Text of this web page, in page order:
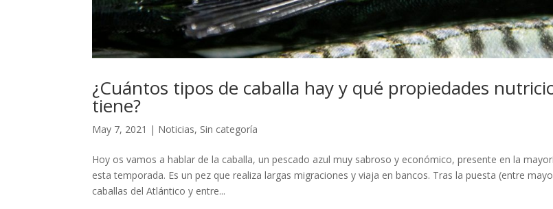
¿Cuántos tipos de caballa hay y qué propiedades
tiene?
May 7, 2021 | Noticias, Sin categoría
Hoy os vamos a hablar de la caballa, un pescado azul muy sabroso y económico, presente en la
esta temporada. Es un pez que realiza largas migraciones y viaja en bancos. Tras la puesta (entre
caballas del Atlántico y entre...